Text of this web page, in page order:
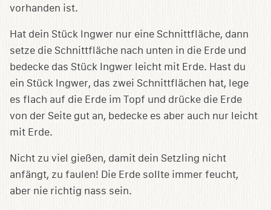
vorhanden ist.
Hat dein Stück Ingwer nur eine Schnittfläche, dann
setze die Schnittfläche nach unten in die Erde und
bedecke das Stück Ingwer leicht mit Erde. Hast du
ein Stück Ingwer, das zwei Schnittflächen hat, lege
es flach auf die Erde im Topf und drücke die Erde
von der Seite gut an, bedecke es aber auch nur leicht
mit Erde.
Nicht zu viel gießen, damit dein Setzling nicht
anfängt, zu faulen! Die Erde sollte immer feucht,
aber nie richtig nass sein.